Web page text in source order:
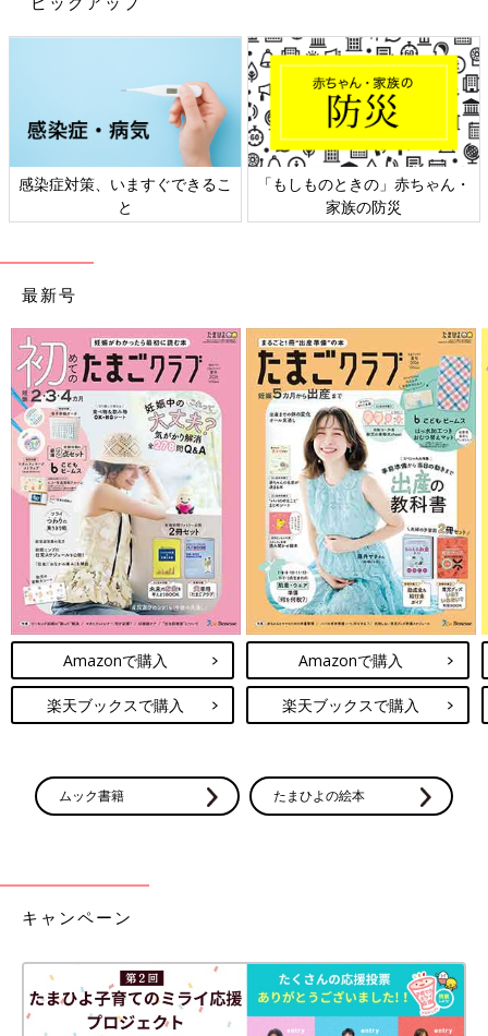
ところが、気づけばあっという間に８月末！えっ、早い！
40日間、毎日だらだらしてたなぁ～(笑)
久しぶりの幼稚園は、また「ようちえん、いかない」に逆戻りし
ちゃうんじゃないかと心配していましたが、まったくそんなこと
はなく、夏休み以前のようにちゃんと通えましたよー！
ただ…
久しぶりの登園で、私のほうがいろいろ忘れてる！
ね…。
以前もらったお便りをすべて引っ張り出して、改めて読みなお
し、これでＯＫ！
…と思いきや、手を拭くタオルを忘れてる～！
しかも始業式の日は避難訓練を行う予定だったのに、防災頭巾を
持たせ忘れてしまい…。
気づいたのは、お迎えに行って他の子が持っている防災頭巾を見
てから。うーん、手遅れ過ぎる！
次女は頭を守るため、代わりに帽子をかぶっていたそう。
ご、ごめんよ～！！
次回に続く。
[10年ぶりに出産しました]記事一覧
たまひよONLINEの育児マンガ一覧はこちら
高校生の長女、中学生の長男、そして10年ぶりに妊娠・出産した
末っ子次女は、あっという間に幼稚園児に！妊娠・育児の記録を
（
インスタグラム）にて公開中。
感染症対策、いますぐできるこ
と
「もしものときの」赤ちゃん・
家族の防災
最新号
Amazonで購入
楽天ブックスで購入
Amazonで購入
楽天ブックスで購入
ムック書籍 たまひよの絵本
キャンペーン